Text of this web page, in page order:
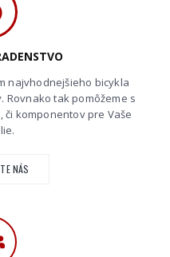
najvhodnejšieho bicykla
Rovnako tak pomôžeme s
komponentov pre Vaše
NÁS